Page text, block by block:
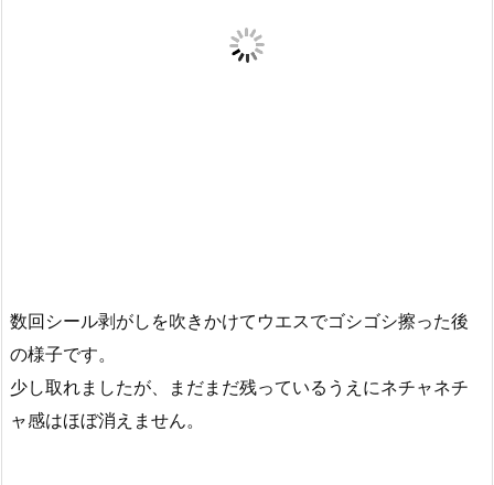
数回シール剥がしを吹きかけてウエスでゴシゴシ擦った後
の様子です。
少し取れましたが、まだまだ残っているうえにネチャネチ
ャ感はほぼ消えません。